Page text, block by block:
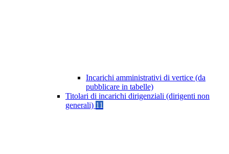
Incarichi amministrativi di vertice (da
pubblicare in tabelle)
Titolari di incarichi dirigenziali (dirigenti non
generali) 11